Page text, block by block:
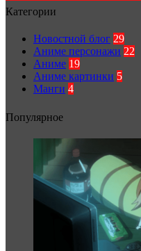
Категории
Новостной блог 29
Аниме персонажи 22
Аниме 19
Аниме картинки 5
Манги 4
Популярное